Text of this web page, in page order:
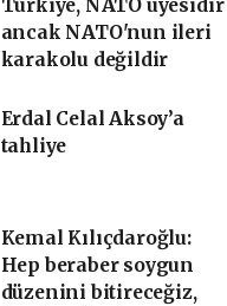
Türkiye, NATO üyesidir
ancak NATO'nun ileri
karakolu değildir
Erdal Celal Aksoy’a
tahliye
Kemal Kılıçdaroğlu:
Hep beraber soygun
düzenini bitireceğiz,